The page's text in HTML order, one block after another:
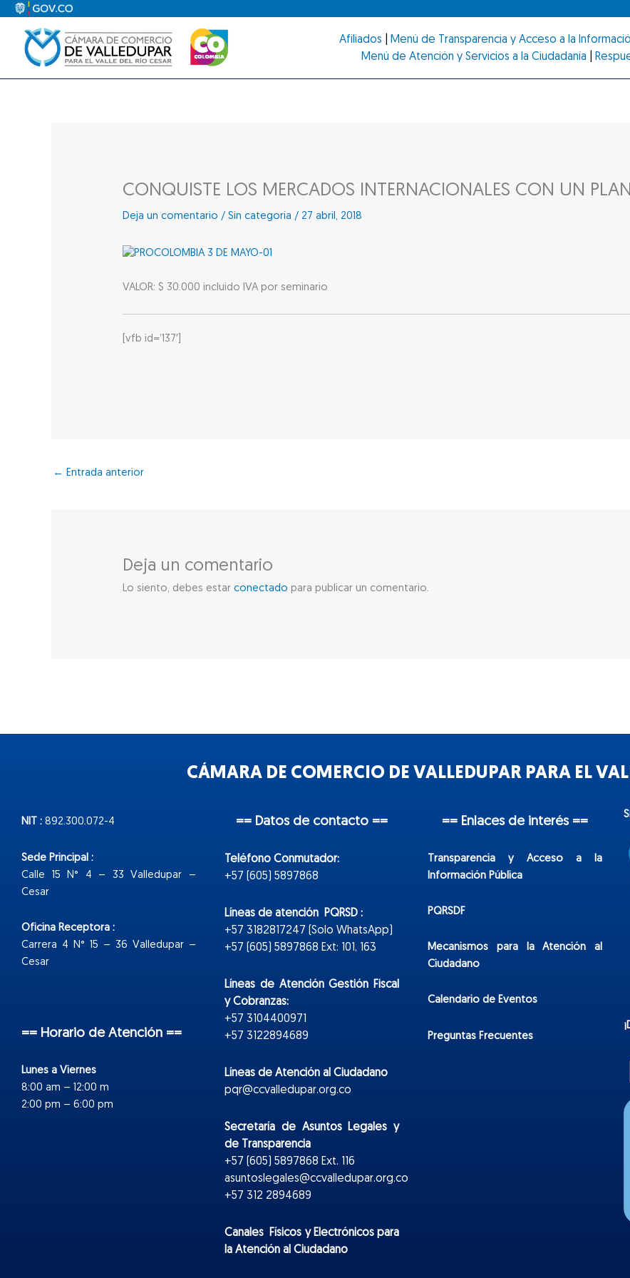
contenido
Afiliados Menú de Transparencia y Acceso a la
Menú de Atención y Servicios a la Ciudadanía
CONQUISTE LOS MERCADOS INTERNACIONALES CON UN
Deja un comentario /Sin categoría / 27 abril, 2018
VALOR: $ 30.000 incluido IVA por seminario
[vfb id=’137′]
← Entrada anterior
Deja un comentario
Lo siento, debes estarconectado para publicar un comentario.
CÁMARA DE COMERCIO DE VALLEDUPAR PARA EL
NIT : 892.300.072-4
Sede Principal :
Calle 15 N° 4 – 33 Valledupar –
Cesar
Oficina Receptora :
Carrera 4 N° 15 – 36 Valledupar –
Cesar
== Horario de Atención ==
Lunes a Viernes
8:00 am – 12:00 m
2:00 pm – 6:00 pm
== Datos de contacto ==
Teléfono Conmutador:
+57 (605) 5897868
Líneas de atención PQRSD :
+57 3182817247 (Solo WhatsApp)
+57 (605) 5897868 Ext: 101, 163
Líneas de Atención Gestión Fiscal
y Cobranzas:
+57 3104400971
+57 3122894689
Líneas de Atención al Ciudadano
pqr@ccvalledupar.org.co
Secretaría de Asuntos Legales y
de Transparencia
+57 (605) 5897868 Ext. 116
asuntoslegales@ccvalledupar.org.co
+57 312 2894689
Canales Físicos yElectrónicospara
la Atención al Ciudadano
== Enlaces de interés ==
Transparencia y Acceso a la
Información Pública
PQRSDF
Mecanismos para la Atención al
Ciudadano
Calendario de Eventos
Preguntas Frecuentes